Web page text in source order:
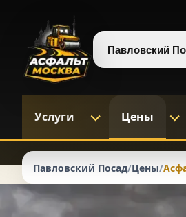
Выберите регион
Услуги Цены
Павловский Посад/Цены/